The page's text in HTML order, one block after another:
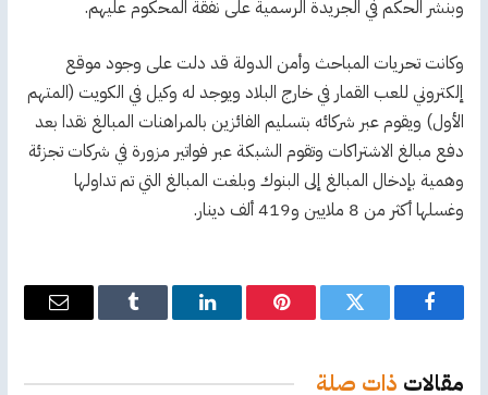
وبنشر الحكم في الجريدة الرسمية على نفقة المحكوم عليهم.
وكانت تحريات المباحث وأمن الدولة قد دلت على وجود موقع
إلكتروني للعب القمار في خارج البلاد ويوجد له وكيل في الكويت (المتهم
الأول) ويقوم عبر شركائه بتسليم الفائزين بالمراهنات المبالغ نقدا بعد
دفع مبالغ الاشتراكات وتقوم الشبكة عبر فواتير مزورة في شركات تجزئة
وهمية بإدخال المبالغ إلى البنوك وبلغت المبالغ التي تم تداولها
وغسلها أكثر من 8 ملايين و419 ألف دينار.
فيسبوك تويتر بينتيريستلينكدإن Tumblr
البريد
مقالات ذات صلة